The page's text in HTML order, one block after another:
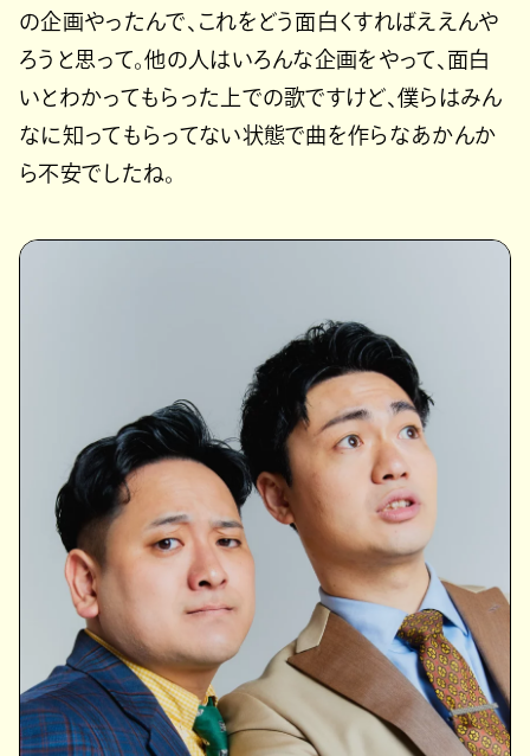
の企画やったんで、これをどう面白くすればええんや
ろうと思って。他の人はいろんな企画をやって、面白
いとわかってもらった上での歌ですけど、僕らはみん
なに知ってもらってない状態で曲を作らなあかんか
ら不安でしたね。